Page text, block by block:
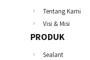
Tentang Kami
Visi & Misi
PRODUK
Sealant